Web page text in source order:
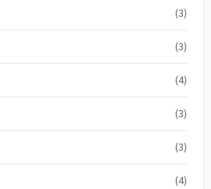
(3)
(3)
(4)
(3)
(3)
(4)